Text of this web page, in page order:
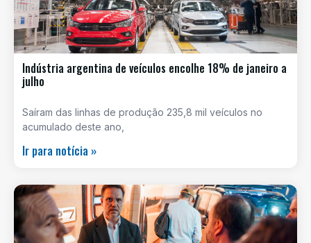
Indústria argentina de veículos encolhe 18% de janeiro a
julho
Saíram das linhas de produção 235,8 mil veículos no
acumulado deste ano,
Ir para notícia »